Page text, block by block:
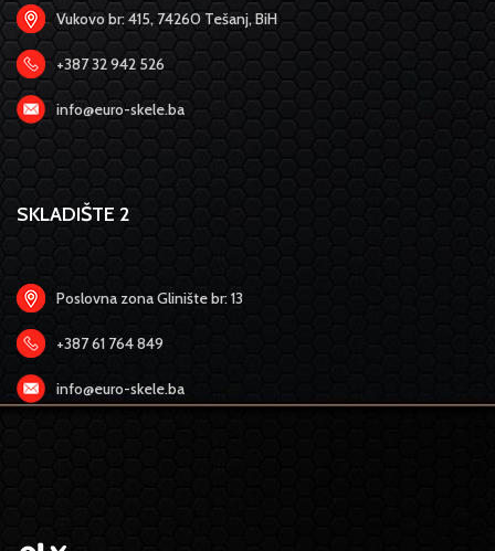
Vukovo br: 415, 74260 Tešanj, BiH
+387 32 942 526
info@euro-skele.ba
SKLADIŠTE 2
Poslovna zona Glinište br: 13
+387 61 764 849
info@euro-skele.ba